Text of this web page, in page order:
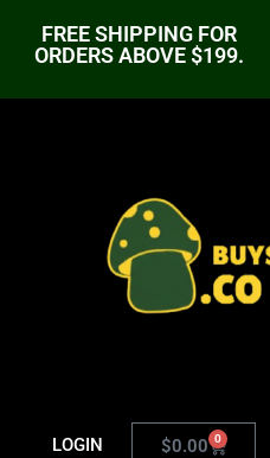
FREE SHIPPING FOR
ORDERS ABOVE $199.
LOGIN $0.00 0